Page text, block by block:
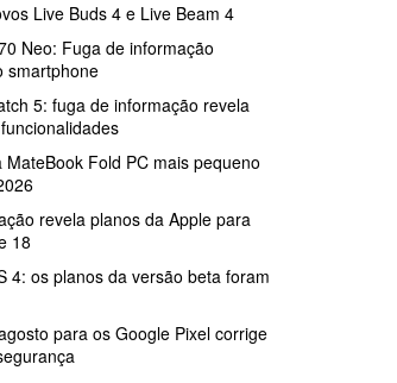
Live Buds 4 e Live Beam 4
Neo: Fuga de informação
smartphone
5: fuga de informação revela
MateBook Fold PC mais pequeno
revela planos da Apple para
18
4: os planos da versão beta foram
para os Google Pixel corrige